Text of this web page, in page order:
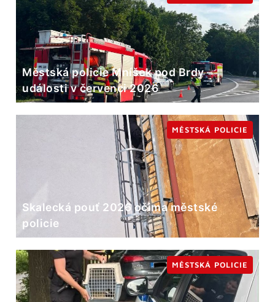
Městská policie Mníšek pod Brdy –
události v červenci 2026
Skalecká pouť 2026 očima městské
policie
MĚSTSKÁ POLICIE
MĚSTSKÁ POLICIE